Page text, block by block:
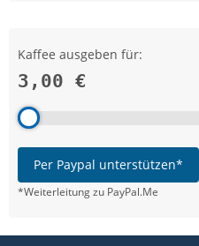
Kaffee ausgeben für:
3,00 €
Per Paypal unterstützen*
*Weiterleitung zu PayPal.Me